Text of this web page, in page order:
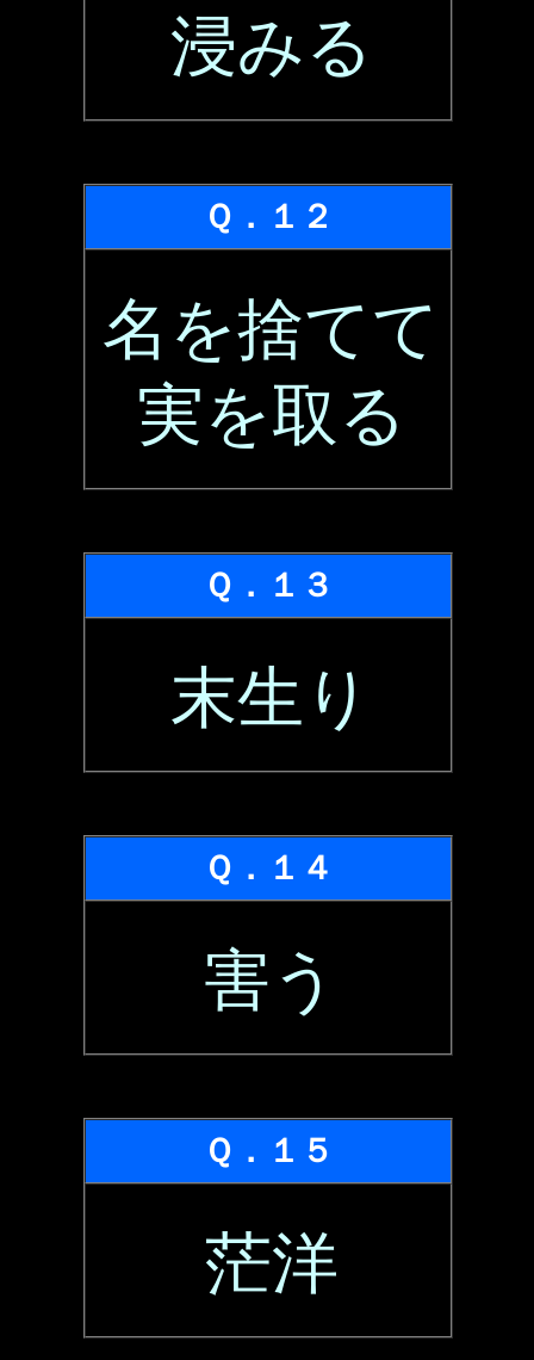
浸みる
Ｑ．１２
名を捨てて
実を取る
Ｑ．１３
末生り
Ｑ．１４
害う
Ｑ．１５
茫洋